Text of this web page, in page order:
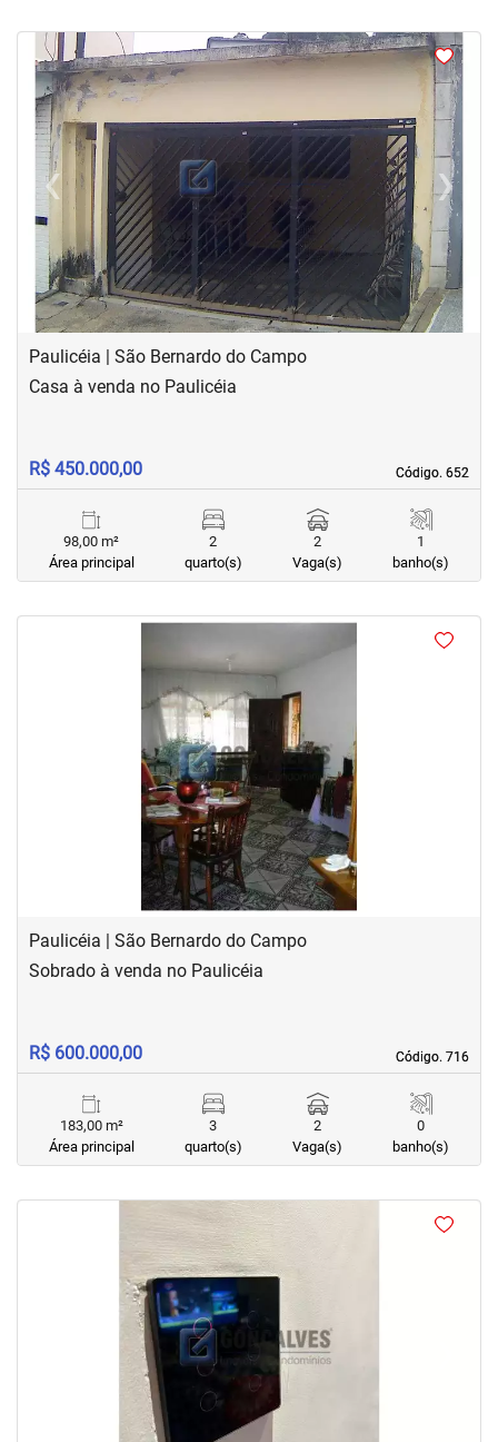
‹Previous ›Next
Paulicéia | São Bernardo do Campo
Código. 652
Código. 652
Casa à venda no Paulicéia
R$ 450.000,00
98,00 m²
Área principal
2
quarto(s)
2
Vaga(s)
1
banho(s)
Paulicéia | São Bernardo do Campo
Código. 716
Código. 716
Sobrado à venda no Paulicéia
R$ 600.000,00
183,00 m²
Área principal
3
quarto(s)
2
Vaga(s)
0
banho(s)